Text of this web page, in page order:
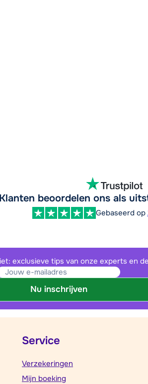
Klanten beoordelen ons als
Gebaseerd op
exclusieve tips van onze experts en
Nu inschrijven
Service
Verzekeringen
Mijn boeking